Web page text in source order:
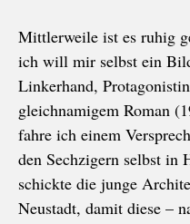
Mittlerweile ist es ruhig
ich will mir selbst ein
Linkerhand,
gleichnamigem Roman
fahre ich einem
den Sechzigern selbst in
schickte die junge
Neustadt, damit diese –